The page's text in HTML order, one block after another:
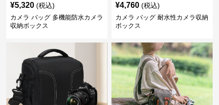
¥5,320 (税込)
カメラ バッグ 多機能防水カメラ
収納ボックス
¥4,760 (税込)
カメラ バッグ 耐水性カメラ収納
ボックス